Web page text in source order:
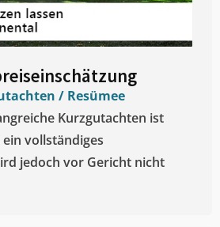
/ Resümee
Kurzgutachten ist
vollständiges
jedoch vor Gericht nicht